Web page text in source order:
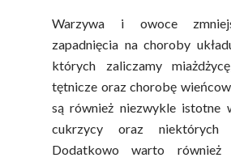
Warzywa i owoce
zapadnięcia na choroby
których zaliczamy
tętnicze oraz chorobę
są również niezwykle istotne
cukrzycy oraz niektórych
Dodatkowo warto również